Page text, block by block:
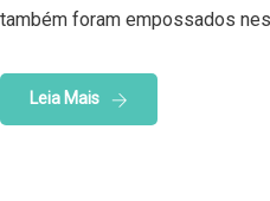
também foram empossados
Leia Mais